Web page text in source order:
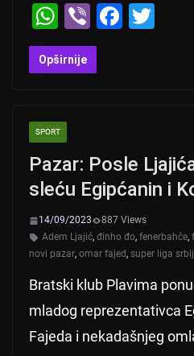
W
h
at
A
p
p
Vi
b
er
F
o
k
Opširnije
SPORT
Pazar: Posle
sleću Egipćanin i
14/09/2023
887 Views
Adem Ljajić, đinho đo, fenerbahče,
novi pazar, omar fajed, super liga
Bratski klub Plavima
mladog reprezentativca
Fajeda i nekadašnjeg